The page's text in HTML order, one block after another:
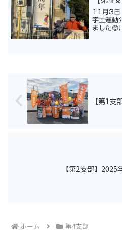
11月3
宇土運動
ました
【第1支
【第2支部】2025
ホーム 第4支部